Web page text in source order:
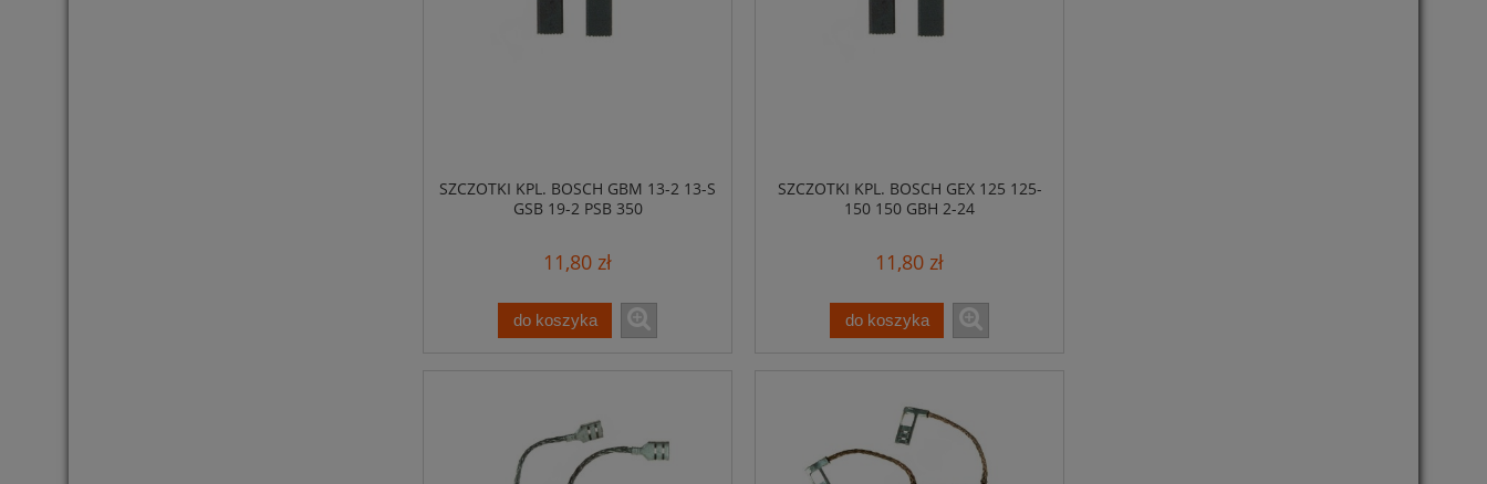
SZCZOTKI KPL. BOSCH GBM 13-2 13-S
GSB 19-2 PSB 350
11,80 zł
do koszyka
SZCZOTKI KPL. BOSCH GEX 125 125-
150 150 GBH 2-24
11,80 zł
do koszyka